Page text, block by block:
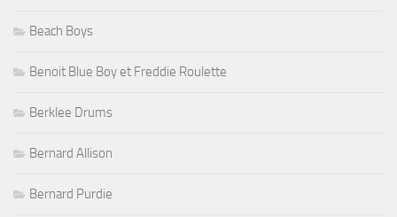
Beach Boys
Benoit Blue Boy et Freddie Roulette
Berklee Drums
Bernard Allison
Bernard Purdie